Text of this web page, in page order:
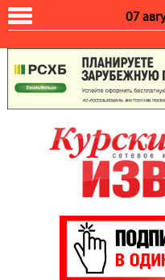
07